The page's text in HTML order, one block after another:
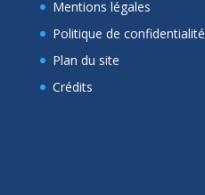
Mentions légales
Politique de confidentialité
Plan du site
Crédits